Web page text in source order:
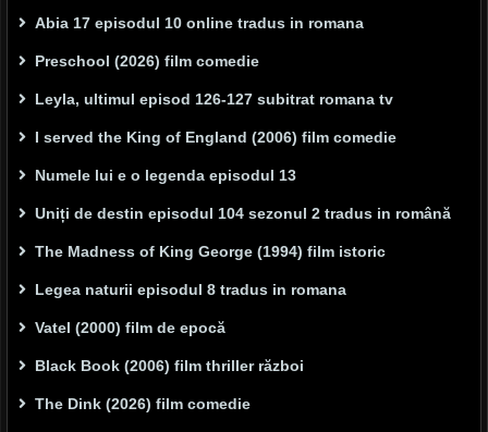
Abia 17 episodul 10 online tradus in romana
Preschool (2026) film comedie
Leyla, ultimul episod 126-127 subitrat romana tv
I served the King of England (2006) film comedie
Numele lui e o legenda episodul 13
Uniți de destin episodul 104 sezonul 2 tradus in română
The Madness of King George (1994) film istoric
Legea naturii episodul 8 tradus in romana
Vatel (2000) film de epocă
Black Book (2006) film thriller război
The Dink (2026) film comedie